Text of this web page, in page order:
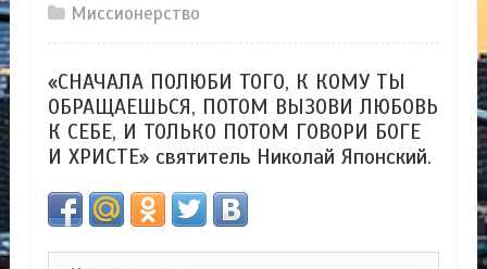
Миссионерство
«СНАЧАЛА ПОЛЮБИ ТОГО, К КОМУ ТЫ
ОБРАЩАЕШЬСЯ, ПОТОМ ВЫЗОВИ ЛЮБОВЬ
К СЕБЕ, И ТОЛЬКО ПОТОМ ГОВОРИ БОГЕ
И ХРИСТЕ» святитель Николай Японский.